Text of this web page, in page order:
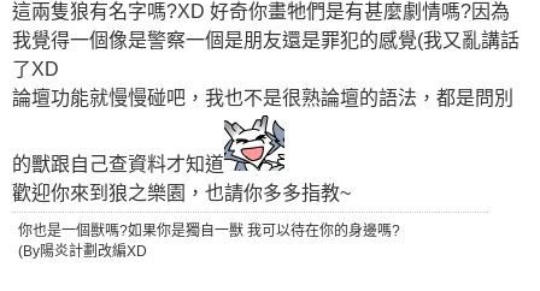
這兩隻狼有名字嗎?XD 好奇你畫牠們是有甚麼劇情嗎?因為
我覺得一個像是警察一個是朋友還是罪犯的感覺(我又亂講話
了XD
論壇功能就慢慢碰吧，我也不是很熟論壇的語法，都是問別
的獸跟自己查資料才知道
歡迎你來到狼之樂園，也請你多多指教~
你也是一個獸嗎?如果你是獨自一獸 我可以待在你的身邊嗎?
(By陽炎計劃改編XD